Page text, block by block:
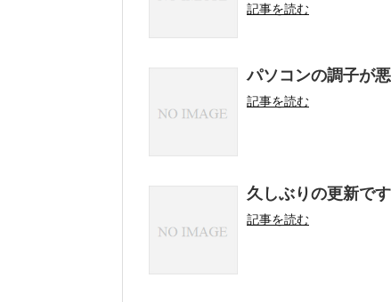
記事を読む
パソコンの調子が
記事を読む
久しぶりの更新です
記事を読む